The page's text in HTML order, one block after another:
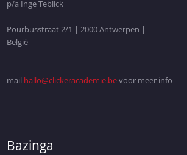
p/a Inge Teblick
Pourbusstraat 2/1 | 2000 Antwerpen |
België
mail hallo@clickeracademie.bevoor meer info
Bazinga